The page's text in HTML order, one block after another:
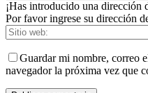
¡Has introducido una dirección
Por favor ingrese su dirección
Guardar mi nombre, correo
navegador la próxima vez que